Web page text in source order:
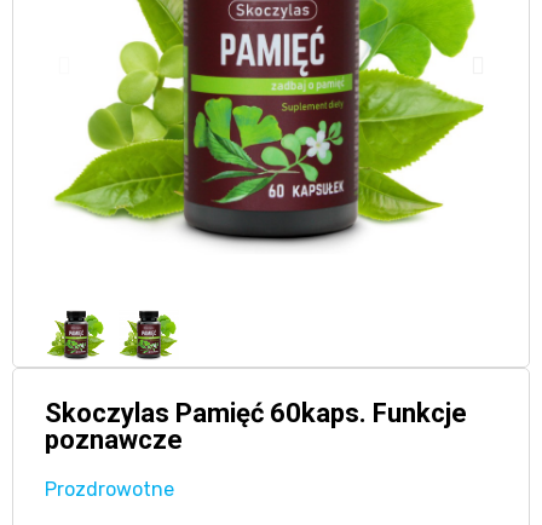
Skoczylas Pamięć 60kaps. Funkcje
poznawcze
Prozdrowotne